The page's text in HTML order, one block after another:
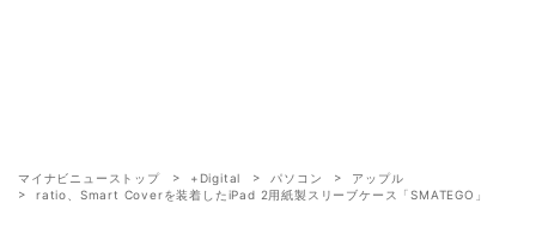
マイナビニューストップ +Digital パソコン
アップル
ratio、Smart Coverを装着したiPad 2用紙製スリーブケース「SMATEGO」